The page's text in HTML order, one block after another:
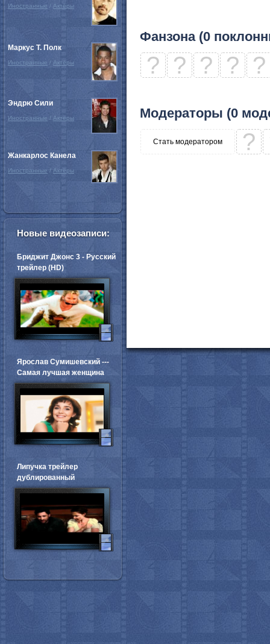
Фанзона (0
? ? ? ? ?
Модераторы (0
Стать модератором ?
Иностранные / Актёры
Маркус Т. Полк
Иностранные / Актёры
Эндрю Сили
Иностранные / Актёры
Жанкарлос Канела
Иностранные / Актёры
Новые видеозаписи:
Бриджит Джонс 3 - Русский
трейлер (HD)
Ярослав Сумишевский ---
Самая лучшая женщина
Липучка трейлер
дублированный